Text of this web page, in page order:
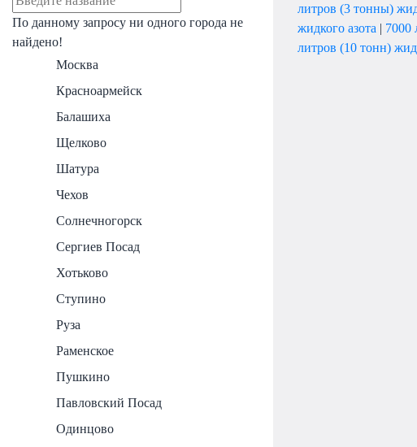
По данному запросу ни одного города не
найдено!
Москва
Красноармейск
Балашиха
Щелково
Шатура
Чехов
Солнечногорск
Сергиев Посад
Хотьково
Ступино
Руза
Раменское
Пушкино
Павловский Посад
Одинцово
литров (3 тонны)
жидкого азота | 7000
литров (10 тонн)